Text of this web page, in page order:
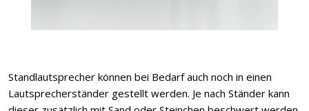
Standlautsprecher können bei Bedarf auch noch in einen
Lautsprecherständer gestellt werden. Je nach Ständer kann